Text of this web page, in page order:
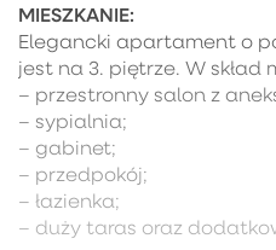
MIESZKANIE:
Elegancki apartament o
jest na 3. piętrze. W skład
– przestronny salon z
– sypialnia;
– gabinet;
– przedpokój;
– łazienka;
– duży taras oraz